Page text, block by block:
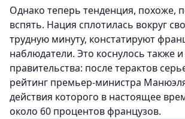
Однако теперь тенденция, похоже,
вспять. Нация сплотилась вокруг
трудную минуту, констатируют
наблюдатели. Это коснулось также
правительства: после терактов
рейтинг премьер-министра
действия которого в настоящее
около 60 процентов французов.